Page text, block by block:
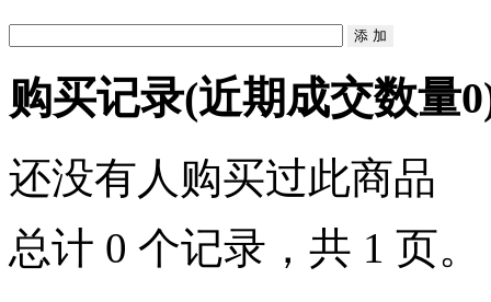
购买记录(近期成交数量0
还没有人购买过此商品
总计 0 个记录，共 1 页。